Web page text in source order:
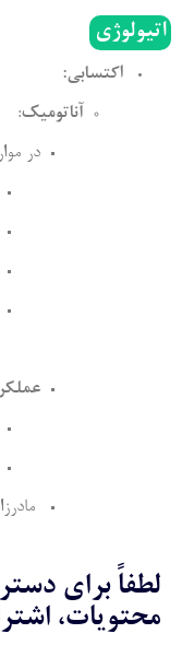
اتیولوژی
اکتسابی:
آناتومیک:
در
لطفاً برای
محتویات،